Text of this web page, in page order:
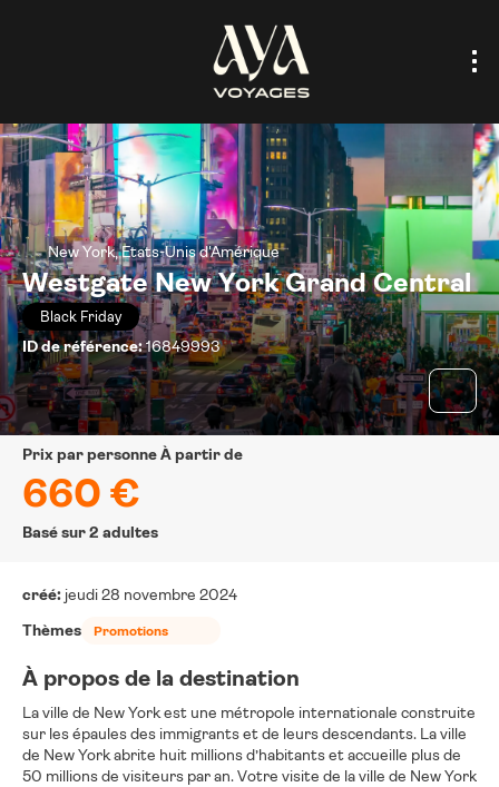
New York, Etats-Unis d'Amérique
Westgate New York Grand Central
Black Friday
ID de référence:16849993
prix par personne À partir de
660 €
Basé sur 2 adultes
créé: jeudi 28 novembre 2024
Thèmes
Promotions
À propos de la destination
La ville de New York est une métropole internationale construite
sur les épaules des immigrants et de leurs descendants. La ville
de New York abrite huit millions d’habitants et accueille plus de
50 millions de visiteurs par an. Votre visite de la ville de New York